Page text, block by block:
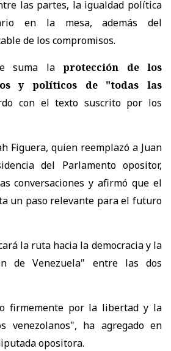
las partes, la igualdad política
en la mesa, además del
de los compromisos.
suma la protección de los
y políticos de "todas las
con el texto suscrito por los
Figuera, quien reemplazó a Juan
del Parlamento opositor,
conversaciones y afirmó que el
un paso relevante para el futuro
la ruta hacia la democracia y la
de Venezuela" entre las dos
firmemente por la libertad y la
venezolanos", ha agregado en
opositora.